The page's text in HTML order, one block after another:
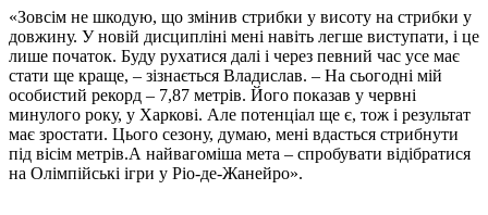
«Зовсім не шкодую, що змінив стрибки у висоту на стрибки у
довжину. У новій дисципліні мені навіть легше виступати, і це
лише початок. Буду рухатися далі і через певний час усе має
стати ще краще, – зізнається Владислав. – На сьогодні мій
особистий рекорд – 7,87 метрів. Його показав у червні
минулого року, у Харкові. Але потенціал ще є, тож і результат
має зростати. Цього сезону, думаю, мені вдасться стрибнути
під вісім метрів.А найвагоміша мета – спробувати відібратися
на Олімпійські ігри у Ріо-де-Жанейро».